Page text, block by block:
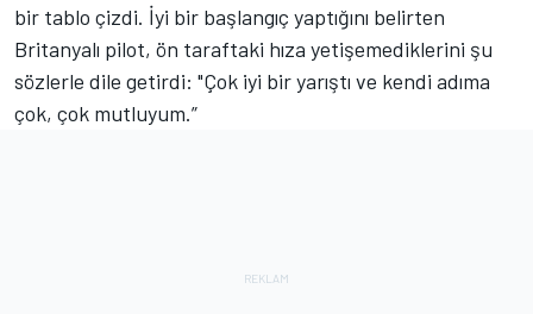
bir tablo çizdi. İyi bir başlangıç yaptığını belirten
Britanyalı pilot, ön taraftaki hıza yetişemediklerini şu
sözlerle dile getirdi: "Çok iyi bir yarıştı ve kendi adıma
çok, çok mutluyum.”